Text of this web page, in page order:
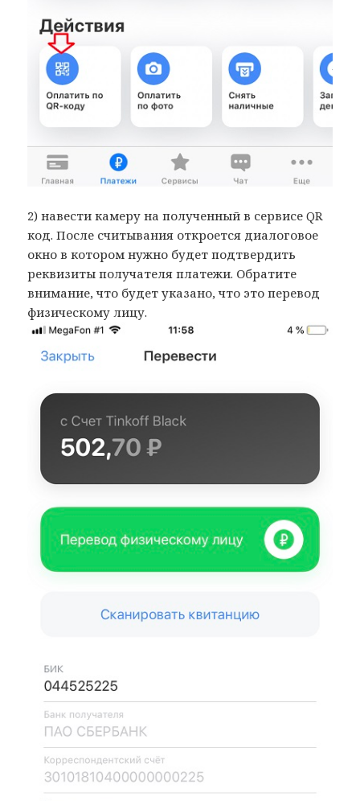
2) навести камеру на полученный в сервисе QR
код. После считывания откроется диалоговое
окно в котором нужно будет подтвердить
реквизиты получателя платежи. Обратите
внимание, что будет указано, что это перевод
физическому лицу.